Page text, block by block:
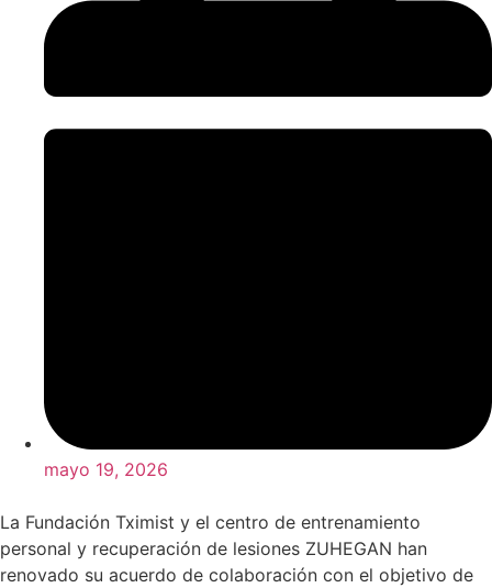
mayo 19, 2026
La Fundación Tximist y el centro de entrenamiento
personal y recuperación de lesiones ZUHEGAN han
renovado su acuerdo de colaboración con el objetivo de